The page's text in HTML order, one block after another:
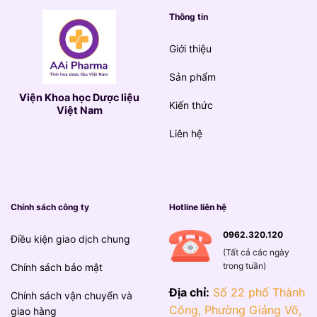
Viện Khoa học Dược liệu
Việt Nam
Thông tin
Giới thiệu
Sản phẩm
Kiến thức
Liên hệ
Chính sách công ty
Điều kiện giao dịch chung
Chính sách bảo mật
Chính sách vận chuyển và
giao hàng
Hotline liên hệ
0962.320.120
(Tất cả các ngày
trong tuần)
Địa chỉ: Số 22 phố Thành
Công, Phường Giảng Võ,